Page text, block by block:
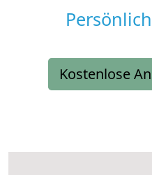
Kostenlose